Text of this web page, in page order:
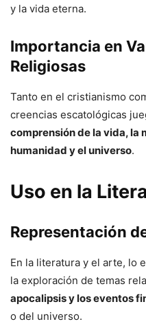
y la vida eterna.
Importancia en
Religiosas
Tanto en el cristianismo
creencias escatológicas
comprensión de la vida, la
humanidad y el universo.
Uso en la
Representación
En la literatura y el arte, lo
la exploración de temas
apocalipsis y los eventos
o del universo.